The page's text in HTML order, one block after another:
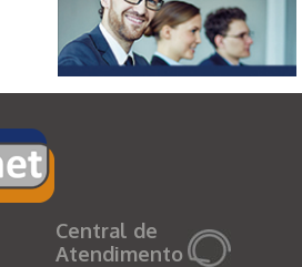
Central de
Atendimento